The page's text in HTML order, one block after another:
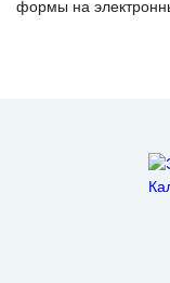
формы на